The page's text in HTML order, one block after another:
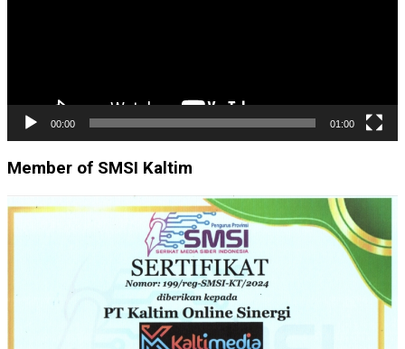
00:00 01:00
Member of SMSI Kaltim